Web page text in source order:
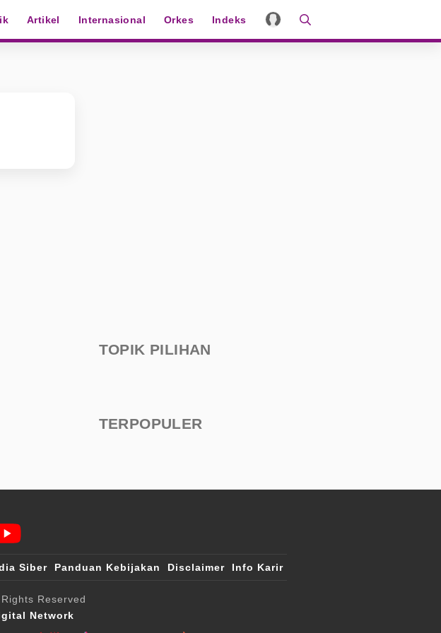
Artikel Internasional Orkes Indeks
TOPIK PILIHAN
TERPOPULER
Siber Panduan Kebijakan Disclaimer Info Karir
Reserved
Network